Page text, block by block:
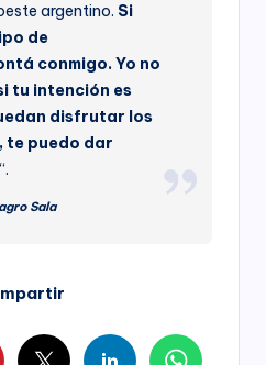
argentino. Si
de
conmigo. Yo no
tu intención es
disfrutar los
te puedo dar
“.
Sala